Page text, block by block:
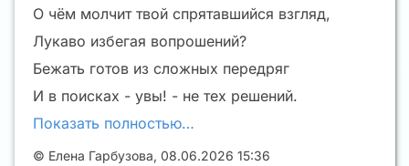
О чём молчит твой спрятавшийся взгляд,
Лукаво избегая вопрошений?
Бежать готов из сложных передряг
И в поисках - увы! - не тех решений.
Показать полностью…
© Елена Гарбузова, 08.06.2026 15:36